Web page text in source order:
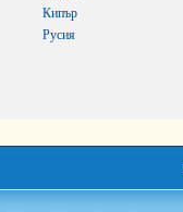
Кипър
Русия